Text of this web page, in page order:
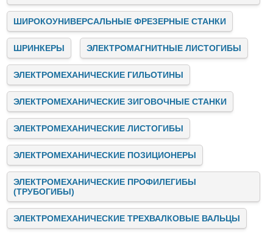
ШИРОКОУНИВЕРСАЛЬНЫЕ ФРЕЗЕРНЫЕ СТАНКИ
ШРИНКЕРЫ ЭЛЕКТРОМАГНИТНЫЕ ЛИСТОГИБЫ
ЭЛЕКТРОМЕХАНИЧЕСКИЕ ГИЛЬОТИНЫ
ЭЛЕКТРОМЕХАНИЧЕСКИЕ ЗИГОВОЧНЫЕ СТАНКИ
ЭЛЕКТРОМЕХАНИЧЕСКИЕ ЛИСТОГИБЫ
ЭЛЕКТРОМЕХАНИЧЕСКИЕ ПОЗИЦИОНЕРЫ
ЭЛЕКТРОМЕХАНИЧЕСКИЕ ПРОФИЛЕГИБЫ
(ТРУБОГИБЫ)
ЭЛЕКТРОМЕХАНИЧЕСКИЕ ТРЕХВАЛКОВЫЕ ВАЛЬЦЫ